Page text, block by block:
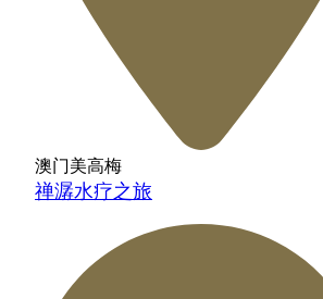
澳门美高梅
禅潺水疗之旅